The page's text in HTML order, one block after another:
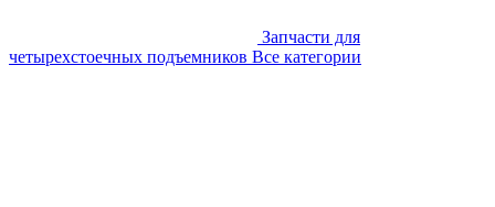
Запчасти для
четырехстоечных подъемников Все категории